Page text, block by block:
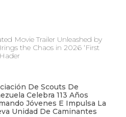
Movie Trailer Unleashed by
the Chaos in 2026 ‘First
De Scouts De
Celebra 113 Años
Jóvenes E Impulsa La
Unidad De Caminantes